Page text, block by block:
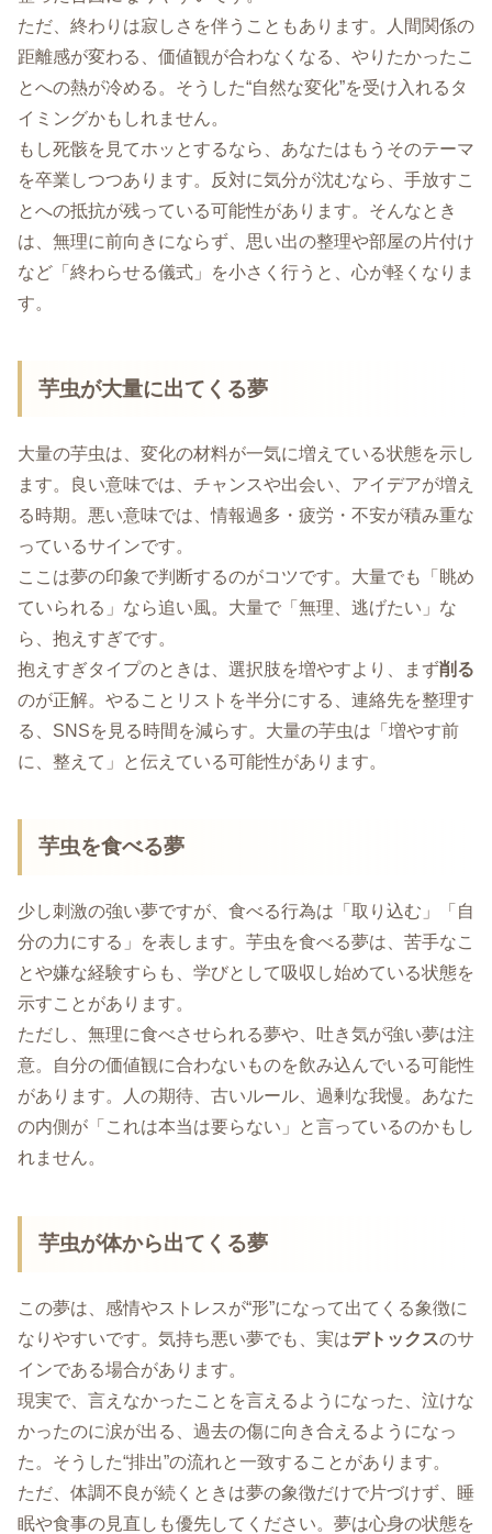
ただ、終わりは寂しさを伴うこともあります。人間関係の
距離感が変わる、価値観が合わなくなる、やりたかったこ
とへの熱が冷める。そうした“自然な変化”を受け入れるタ
イミングかもしれません。
もし死骸を見てホッとするなら、あなたはもうそのテーマ
を卒業しつつあります。反対に気分が沈むなら、手放すこ
とへの抵抗が残っている可能性があります。そんなとき
は、無理に前向きにならず、思い出の整理や部屋の片付け
など「終わらせる儀式」を小さく行うと、心が軽くなりま
す。
芋虫が大量に出てくる夢
大量の芋虫は、変化の材料が一気に増えている状態を示し
ます。良い意味では、チャンスや出会い、アイデアが増え
る時期。悪い意味では、情報過多・疲労・不安が積み重な
っているサインです。
ここは夢の印象で判断するのがコツです。大量でも「眺め
ていられる」なら追い風。大量で「無理、逃げたい」な
ら、抱えすぎです。
抱えすぎタイプのときは、選択肢を増やすより、まず削る
のが正解。やることリストを半分にする、連絡先を整理す
る、SNSを見る時間を減らす。大量の芋虫は「増やす前
に、整えて」と伝えている可能性があります。
芋虫を食べる夢
少し刺激の強い夢ですが、食べる行為は「取り込む」「自
分の力にする」を表します。芋虫を食べる夢は、苦手なこ
とや嫌な経験すらも、学びとして吸収し始めている状態を
示すことがあります。
ただし、無理に食べさせられる夢や、吐き気が強い夢は注
意。自分の価値観に合わないものを飲み込んでいる可能性
があります。人の期待、古いルール、過剰な我慢。あなた
の内側が「これは本当は要らない」と言っているのかもし
れません。
芋虫が体から出てくる夢
この夢は、感情やストレスが“形”になって出てくる象徴に
なりやすいです。気持ち悪い夢でも、実はデトックスのサ
インである場合があります。
現実で、言えなかったことを言えるようになった、泣けな
かったのに涙が出る、過去の傷に向き合えるようになっ
た。そうした“排出”の流れと一致することがあります。
ただ、体調不良が続くときは夢の象徴だけで片づけず、睡
眠や食事の見直しも優先してください。夢は心身の状態を